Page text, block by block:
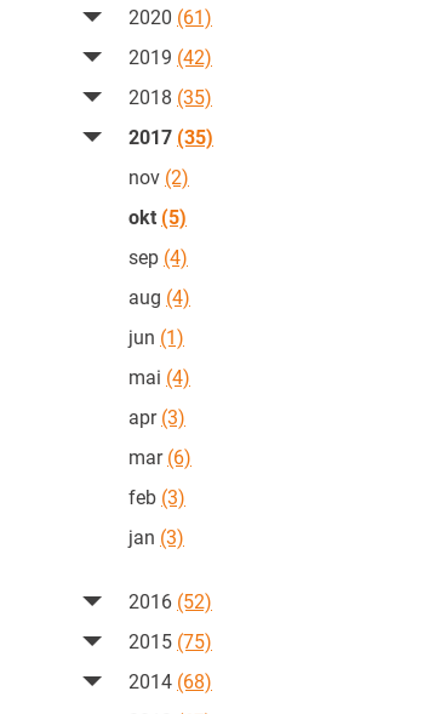
2020 (61)
2019 (42)
2018 (35)
2017 (35)
nov (2)
okt (5)
sep (4)
aug (4)
jun (1)
mai (4)
apr(3)
mar(6)
feb (3)
jan (3)
2016 (52)
2015 (75)
2014 (68)